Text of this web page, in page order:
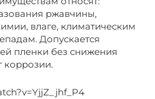
ржавчины,
влаге, климатическим
Допускается
пленки без снижения
коррозии.